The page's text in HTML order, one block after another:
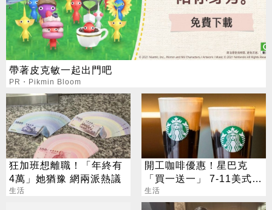
帶著皮克敏一起出門吧
PR・Pikmin Bloom
狂加班想離職！「年終有
4萬」她猶豫 網兩派熱議
生活
開工咖啡優惠！星巴克
「買一送一」 7-11美式買
7送7
生活